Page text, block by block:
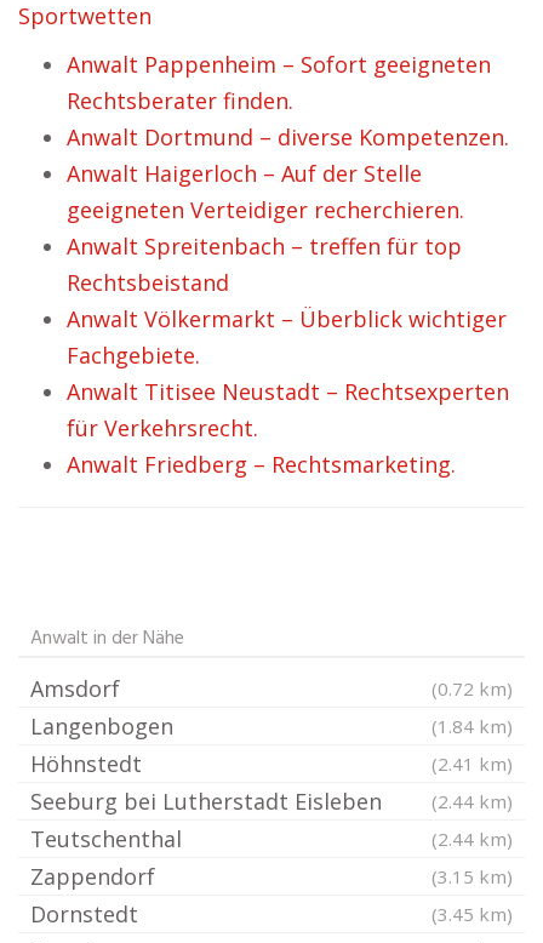
Sportwetten
Anwalt Pappenheim – Sofort geeigneten
Rechtsberater finden.
Anwalt Dortmund – diverse Kompetenzen.
Anwalt Haigerloch – Auf der Stelle
geeigneten Verteidiger recherchieren.
Anwalt Spreitenbach – treffen für top
Rechtsbeistand
Anwalt Völkermarkt – Überblick wichtiger
Fachgebiete.
Anwalt Titisee Neustadt – Rechtsexperten
für Verkehrsrecht.
Anwalt Friedberg – Rechtsmarketing.
Anwalt in der Nähe
Amsdorf (0.72 km)
Langenbogen (1.84 km)
Höhnstedt (2.41 km)
Seeburg bei Lutherstadt Eisleben (2.44 km)
Teutschenthal (2.44 km)
Zappendorf (3.15 km)
Dornstedt (3.45 km)